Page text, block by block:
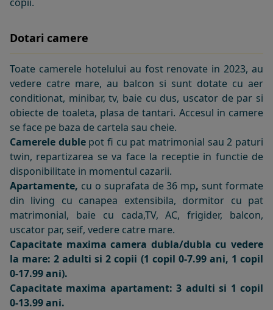
Dotari camere
Toate camerele hotelului au fost renovate in 2023, au
vedere catre mare, au balcon si sunt dotate cu aer
conditionat, minibar, tv, baie cu dus, uscator de par si
obiecte de toaleta, plasa de tantari. Accesul in camere
se face pe baza de cartela sau cheie.
Camerele duble pot fi cu pat matrimonial sau 2 paturi
twin, repartizarea se va face la receptie in functie de
disponibilitate in momentul cazarii.
Apartamente, cu o suprafata de 36 mp, sunt formate
din living cu canapea extensibila, dormitor cu pat
matrimonial, baie cu cada,TV, AC, frigider, balcon,
uscator par, seif, vedere catre mare.
Capacitate maxima camera dubla/dubla cu vedere
la mare: 2 adulti si 2 copii (1 copil 0-7.99 ani, 1 copil
0-17.99 ani).
Capacitate maxima apartament: 3 adulti si 1 copil
0-13.99 ani.